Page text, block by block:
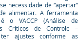
necessidade de “apertar”
alimentar. A ferramenta
o VACCP (Análise de
Críticos de Controle –
ajustes conforme as